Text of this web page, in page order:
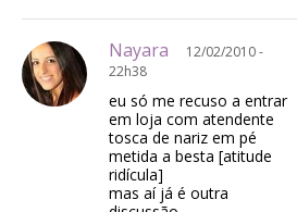
Nayara
12/02/2010 -
22h38
eu só me recuso a entrar
em loja com atendente
tosca de nariz em pé
metida a besta [atitude
ridícula]
mas aí já é outra